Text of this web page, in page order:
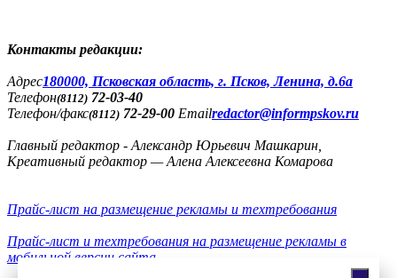
Контакты редакции:
Адреc180000, Псковская область, г. Псков, Ленина, д.6а
Телефон(8112) 72-03-40
Телефон/факс(8112) 72-29-00 Emailredactor@informpskov.ru
Главный редактор - Александр Юрьевич Машкарин,
Креативный редактор — Алена Алексеевна Комарова
Прайс-лист на размещение рекламы и техтребования
Прайс-лист и техтребования на размещение рекламы в
мобильной версии сайта